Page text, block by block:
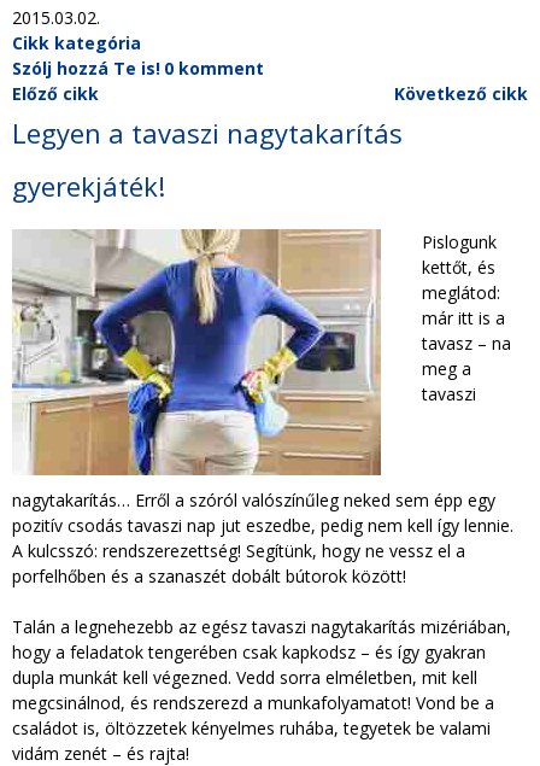
TAKARÍTÁS MAGÁNSZEMÉLYEKNEK
TAKARÍTÁS CÉGEKNEK
2015.03.02.
Cikk kategória
Szólj hozzá Te is! 0 komment
Előző cikk
Következő cikk
Legyen a tavaszi nagytakarítás
gyerekjáték!
Pislogunk
kettőt, és
meglátod:
már itt is a
tavasz – na
meg a
tavaszi
nagytakarítás… Erről a szóról valószínűleg neked sem épp egy
pozitív csodás tavaszi nap jut eszedbe, pedig nem kell így lennie.
A kulcsszó: rendszerezettség! Segítünk, hogy ne vessz el a
porfelhőben és a szanaszét dobált bútorok között!
Talán a legnehezebb az egész tavaszi nagytakarítás mizériában,
hogy a feladatok tengerében csak kapkodsz – és így gyakran
dupla munkát kell végezned. Vedd sorra elméletben, mit kell
megcsinálnod, és rendszerezd a munkafolyamatot! Vond be a
családot is, öltözzetek kényelmes ruhába, tegyetek be valami
vidám zenét – és rajta!